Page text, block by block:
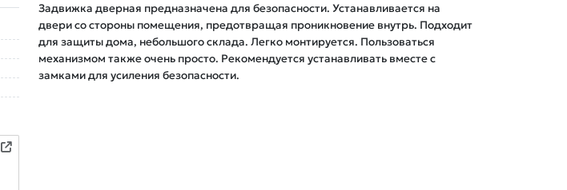
Задвижка дверная предназначена для безопасности. Устанавливается на
двери со стороны помещения, предотвращая проникновение внутрь. Подходит
для защиты дома, небольшого склада. Легко монтируется. Пользоваться
механизмом также очень просто. Рекомендуется устанавливать вместе с
замками для усиления безопасности.